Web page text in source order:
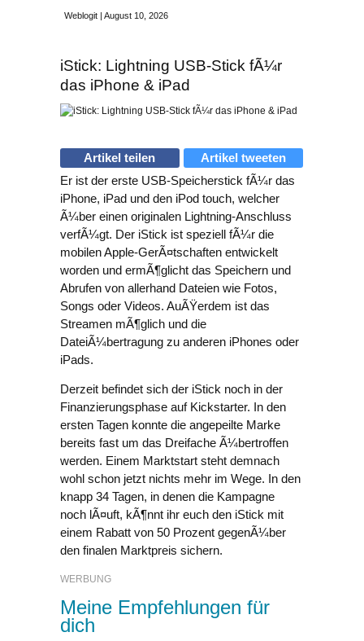
Weblogit | August 10, 2026
iStick: Lightning USB-Stick fÃ¼r
das iPhone & iPad
Artikel teilen
Artikel tweeten
Er ist der erste USB-Speicherstick fÃ¼r das
iPhone, iPad und den iPod touch, welcher
Ã¼ber einen originalen Lightning-Anschluss
verfÃ¼gt. Der iStick ist speziell fÃ¼r die
mobilen Apple-GerÃ¤tschaften entwickelt
worden und ermÃ¶glicht das Speichern und
Abrufen von allerhand Dateien wie Fotos,
Songs oder Videos. AuÃŸerdem ist das
Streamen mÃ¶glich und die
DateiÃ¼bertragung zu anderen iPhones oder
iPads.
Derzeit befindet sich der iStick noch in der
Finanzierungsphase auf Kickstarter. In den
ersten Tagen konnte die angepeilte Marke
bereits fast um das Dreifache Ã¼bertroffen
werden. Einem Marktstart steht demnach
wohl schon jetzt nichts mehr im Wege. In den
knapp 34 Tagen, in denen die Kampagne
noch lÃ¤uft, kÃ¶nnt ihr euch den iStick mit
einem Rabatt von 50 Prozent gegenÃ¼ber
den finalen Marktpreis sichern.
WERBUNG
Meine Empfehlungen für
dich